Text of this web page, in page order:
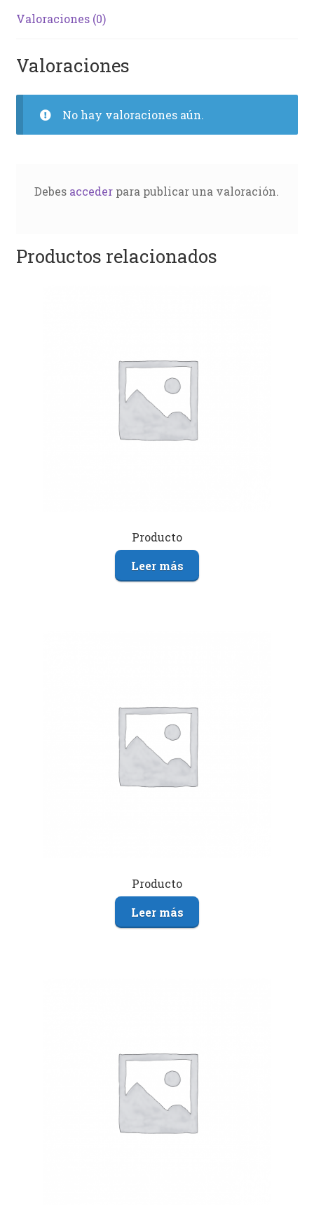
Valoraciones (0)
Valoraciones
No hay valoraciones aún.
Debes accederpara publicar una valoración.
Productos relacionados
Producto
Leer más
Producto
Leer más